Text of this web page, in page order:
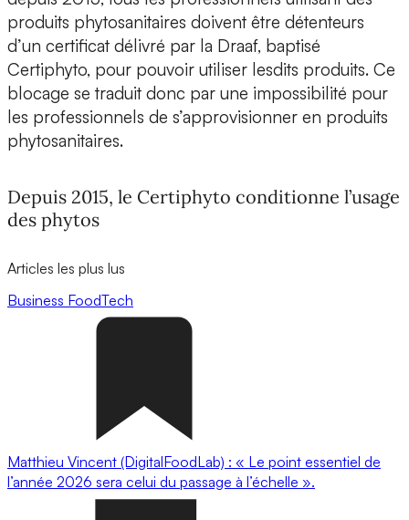
produits phytosanitaires doivent être détenteurs
d’un certificat délivré par la Draaf, baptisé
Certiphyto, pour pouvoir utiliser lesdits produits. Ce
blocage se traduit donc par une impossibilité pour
les professionnels de s’approvisionner en produits
phytosanitaires.
Depuis 2015, le Certiphyto conditionne l’usage
des phytos
Articles les plus lus
Business FoodTech
Matthieu Vincent (DigitalFoodLab) : « Le point essentiel de
l’année 2026 sera celui du passage à l’échelle ».